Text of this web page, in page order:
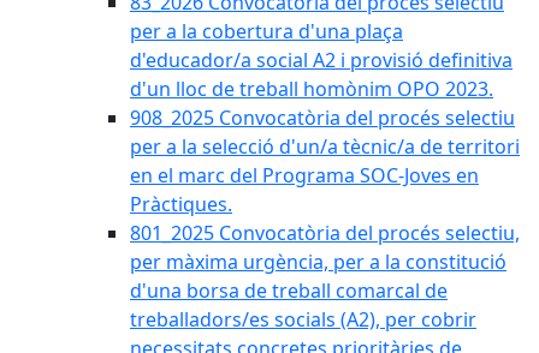
per a la cobertura d'una plaça
d'educador/a social A2 i provisió definitiva
d'un lloc de treball homònim OPO 2023.
908_2025 Convocatòria del procés selectiu
per a la selecció d'un/a tècnic/a de territori
en el marc del Programa SOC-Joves en
Pràctiques.
801_2025 Convocatòria del procés selectiu,
per màxima urgència, per a la constitució
d'una borsa de treball comarcal de
treballadors/es socials (A2), per cobrir